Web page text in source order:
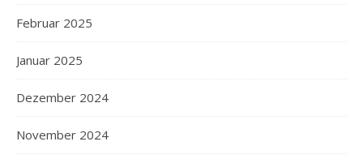
Februar 2025
Januar 2025
Dezember 2024
November 2024